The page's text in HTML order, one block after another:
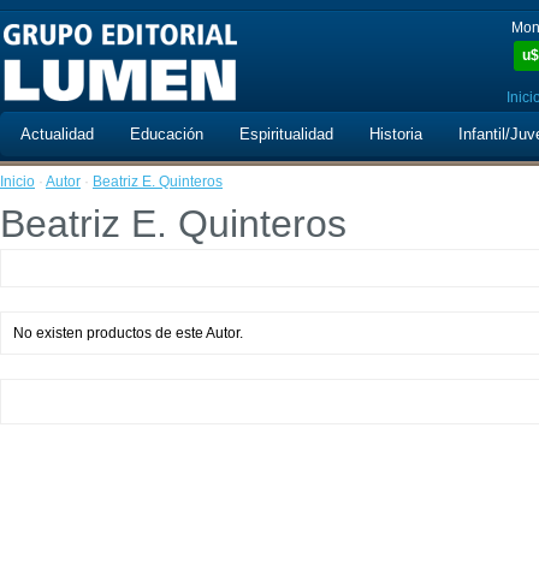
u$
Actualidad Educación Espiritualidad Historia Infantil/
Inicio · Autor · Beatriz E. Quinteros
Beatriz E. Quinteros
No existen productos de este Autor.